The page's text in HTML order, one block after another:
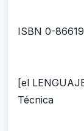
ISBN 0-
[el
Técnica